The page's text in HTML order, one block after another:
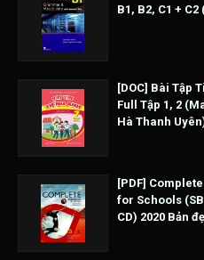
B1, B2, C1 + C2
[DOC] Bài Tập
Full Tập 1, 2
Hà Thanh
[PDF]
for Schools (SB
CD) 2020 Bản